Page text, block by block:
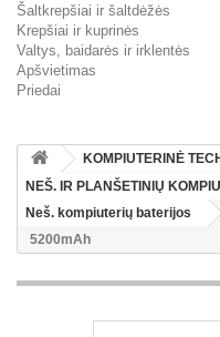
Šaltkrepšiai ir šaltdėžės
Krepšiai ir kuprinės
Valtys, baidarės ir irklentės
Apšvietimas
Priedai
KOMPIUTERINĖ
NEŠ. IR PLANŠETINIŲ
Neš. kompiuterių baterijos
5200mAh